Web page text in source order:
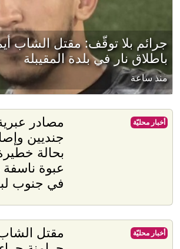
جرائم بلا توقّف: مقتل الشاب
باطلاق نار في بلدة المقيبلة
منذ ساعة
مصادر
بحالة
عبوة
في جنوب
أخبار محليّة
مقتل
أخبار محليّة